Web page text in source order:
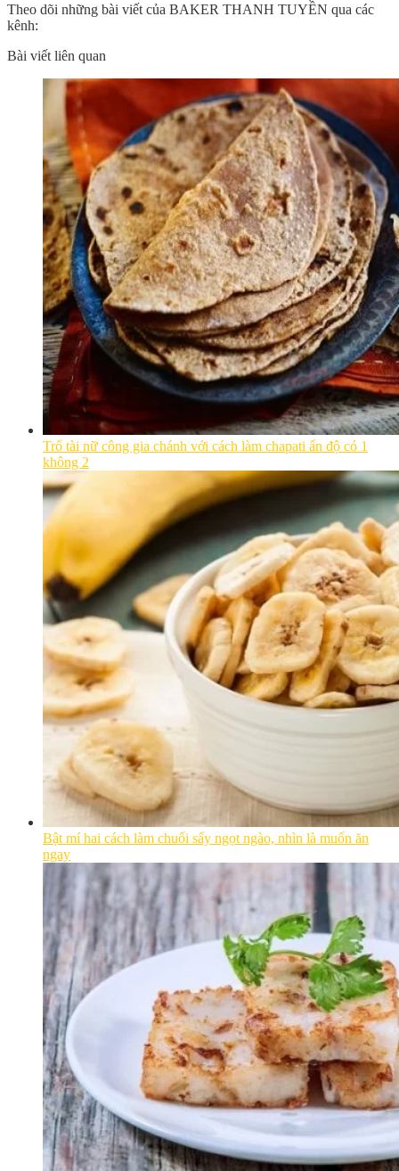
Theo dõi những bài viết của BAKER THANH TUYỀN qua các
kênh:
Bài viết liên quan
Trổ tài nữ công gia chánh với cách làm chapati ấn độ có 1
không 2
Bật mí hai cách làm chuối sấy ngọt ngào, nhìn là muốn ăn
ngay